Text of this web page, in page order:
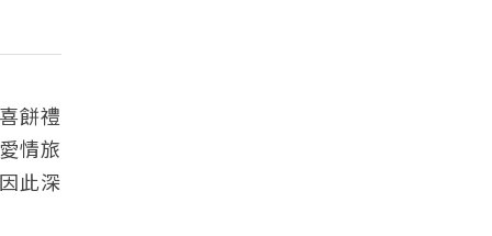
餅禮
情旅
此深